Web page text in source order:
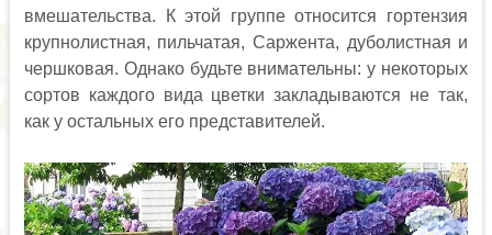
вмешательства. К этой группе относится гортензия
крупнолистная, пильчатая, Саржента, дуболистная и
чершковая. Однако будьте внимательны: у некоторых
сортов каждого вида цветки закладываются не так,
как у остальных его представителей.